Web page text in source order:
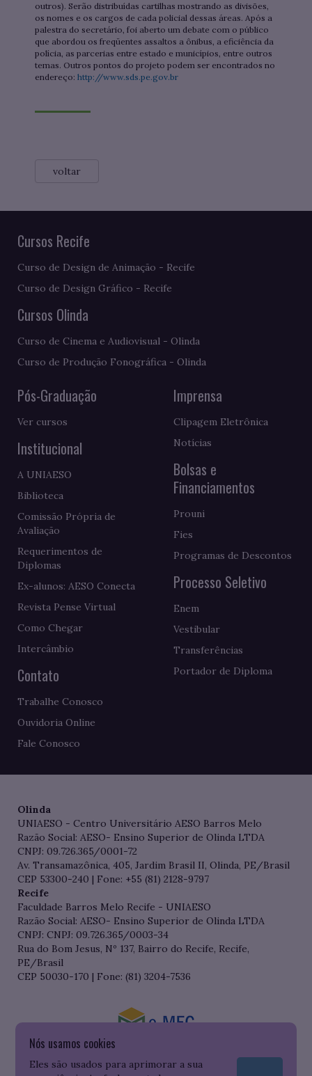
outros). Serão distribuídas cartilhas mostrando as divisões,
os nomes e os cargos de cada policial dessas áreas. Após a
palestra do secretário, foi aberto um debate com o público
que abordou os freqüentes assaltos a ônibus, a eficiência da
polícia, as parcerias entre estado e municípios, entre outros
temas. Outros pontos do projeto podem ser encontrados no
endereço: http://www.sds.pe.gov.br
voltar
Nós usamos cookies
Eles são usados para aprimorar a sua
Cursos Recife
Curso de Design de Animação - Recife
Curso de Design Gráfico - Recife
Cursos Olinda
Curso de Cinema e Audiovisual - Olinda
Curso de Produção Fonográfica - Olinda
Pós-Graduação
Ver cursos
Institucional
A UNIAESO
Biblioteca
Comissão Própria de
Avaliação
Requerimentos de
Diplomas
Ex-alunos: AESO Conecta
Revista Pense Virtual
Como Chegar
Intercâmbio
Contato
Trabalhe Conosco
Ouvidoria Online
Fale Conosco
Imprensa
Clipagem Eletrônica
Notícias
Bolsas e
Financiamentos
Prouni
Fies
Programas de Descontos
Processo Seletivo
Enem
Vestibular
Transferências
Portador de Diploma
Olinda
UNIAESO - Centro Universitário AESO Barros Melo
Razão Social: AESO- Ensino Superior de Olinda LTDA
CNPJ: 09.726.365/0001-72
Av. Transamazônica, 405, Jardim Brasil II, Olinda, PE/Brasil
CEP 53300-240 | Fone: +55 (81) 2128-9797
Recife
Faculdade Barros Melo Recife - UNIAESO
Razão Social: AESO- Ensino Superior de Olinda LTDA
CNPJ: CNPJ: 09.726.365/0003-34
Rua do Bom Jesus, Nº 137, Bairro do Recife, Recife,
PE/Brasil
CEP 50030-170 | Fone: (81) 3204-7536
Consulte o cadastro da Instituição no Sistema do e-MEC